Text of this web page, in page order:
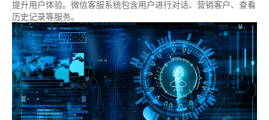
提升用户体验。微信客服系统包含用户进行对话、营销客户、查看
历史记录等服务。